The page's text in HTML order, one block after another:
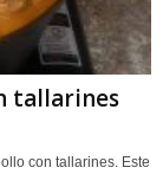
tallarines
con tallarines. Este